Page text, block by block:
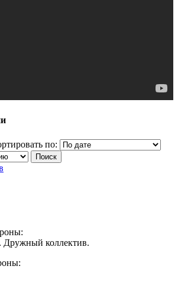
по:
Дружный коллектив.